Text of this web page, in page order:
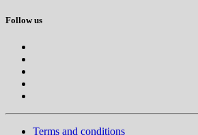
Follow us
Terms and conditions